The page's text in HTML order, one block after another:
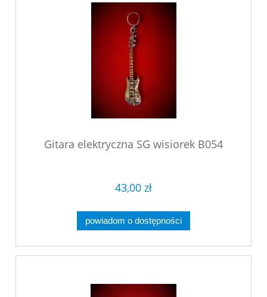
Gitara elektryczna SG wisiorek B054
43,00 zł
powiadom o dostępności